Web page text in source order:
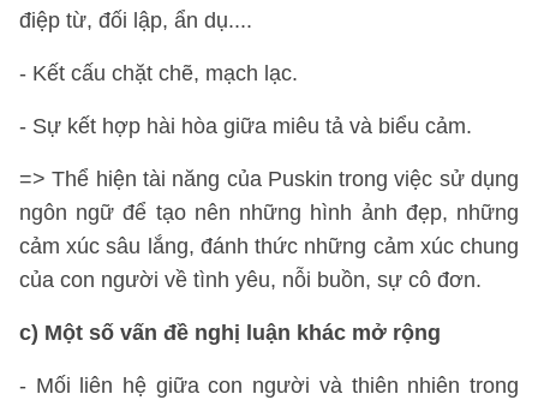
điệp từ, đối lập, ẩn dụ....
- Kết cấu chặt chẽ, mạch lạc.
- Sự kết hợp hài hòa giữa miêu tả và biểu cảm.
=> Thể hiện tài năng của Puskin trong việc sử dụng
ngôn ngữ để tạo nên những hình ảnh đẹp, những
cảm xúc sâu lắng, đánh thức những cảm xúc chung
của con người về tình yêu, nỗi buồn, sự cô đơn.
c) Một số vấn đề nghị luận khác mở rộng
- Mối liên hệ giữa con người và thiên nhiên trong